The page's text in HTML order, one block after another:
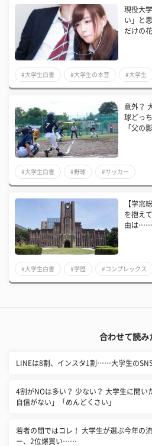
現役大
い」と
だけの
#大学生白書 #大学生の本音 #大学生
意外？
球どっ
「父の
#大学生白書 #野球 #サッカー
【学窓
を抱え
由は……
#大学生白書 #学歴 #コンプレックス
合わせて読み
LINEは8割、インスタ1割……大学生の
4割がNOは多い？ 少ない？ 大学生に聞い
自信がない」「めんどくさい」
若者の間ではコレ！ 大学生が選ぶ今年の
ー、2位爆買い……